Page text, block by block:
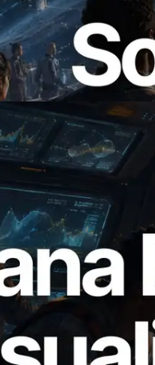
的 Solana RPC
费的时代开启
Solana Block
可视化区块生